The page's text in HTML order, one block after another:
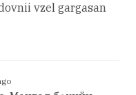
vzel gargasan